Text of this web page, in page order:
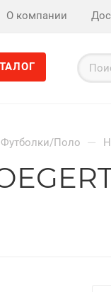
О компании
Футболки/Поло —